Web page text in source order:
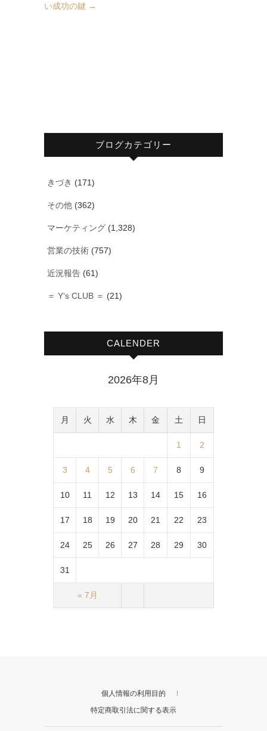
い成功の鍵 →
ブログカテゴリー
きづき (171)
その他 (362)
マーケティング (1,328)
営業の技術 (757)
近況報告 (61)
＝ Y‘s CLUB ＝ (21)
CALENDER
2026年8月
月 火 水 木 金 土 日
« 7月
1 2
3 4 5 6 7 8 9
10 11 12 13 14 15 16
17 18 19 20 21 22 23
24 25 26 27 28 29 30
31
個人情報の利用目的
特定商取引法に関する表示